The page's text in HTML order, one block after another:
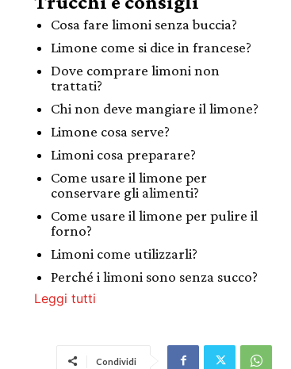
Cosa fare limoni senza buccia?
Limone come si dice in francese?
Dove comprare limoni non
trattati?
Chi non deve mangiare il limone?
Limone cosa serve?
Limoni cosa preparare?
Come usare il limone per
conservare gli alimenti?
Come usare il limone per pulire il
forno?
Limoni come utilizzarli?
Perché i limoni sono senza succo?
Leggi tutti
Condividi